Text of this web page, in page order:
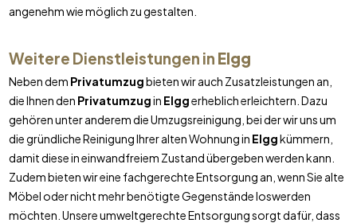
angenehm wie möglich zu gestalten.
Weitere Dienstleistungen in Elgg
Neben dem Privatumzugbieten wir auch Zusatzleistungen an,
die Ihnen den Privatumzugin Elggerheblich erleichtern. Dazu
gehören unter anderem die Umzugsreinigung, bei der wir uns um
die gründliche Reinigung Ihrer alten Wohnung in Elggkümmern,
damit diese in einwandfreiem Zustand übergeben werden kann.
Zudem bieten wir eine fachgerechte Entsorgung an, wenn Sie alte
Möbel oder nicht mehr benötigte Gegenstände loswerden
möchten. Unsere umweltgerechte Entsorgung sorgt dafür, dass